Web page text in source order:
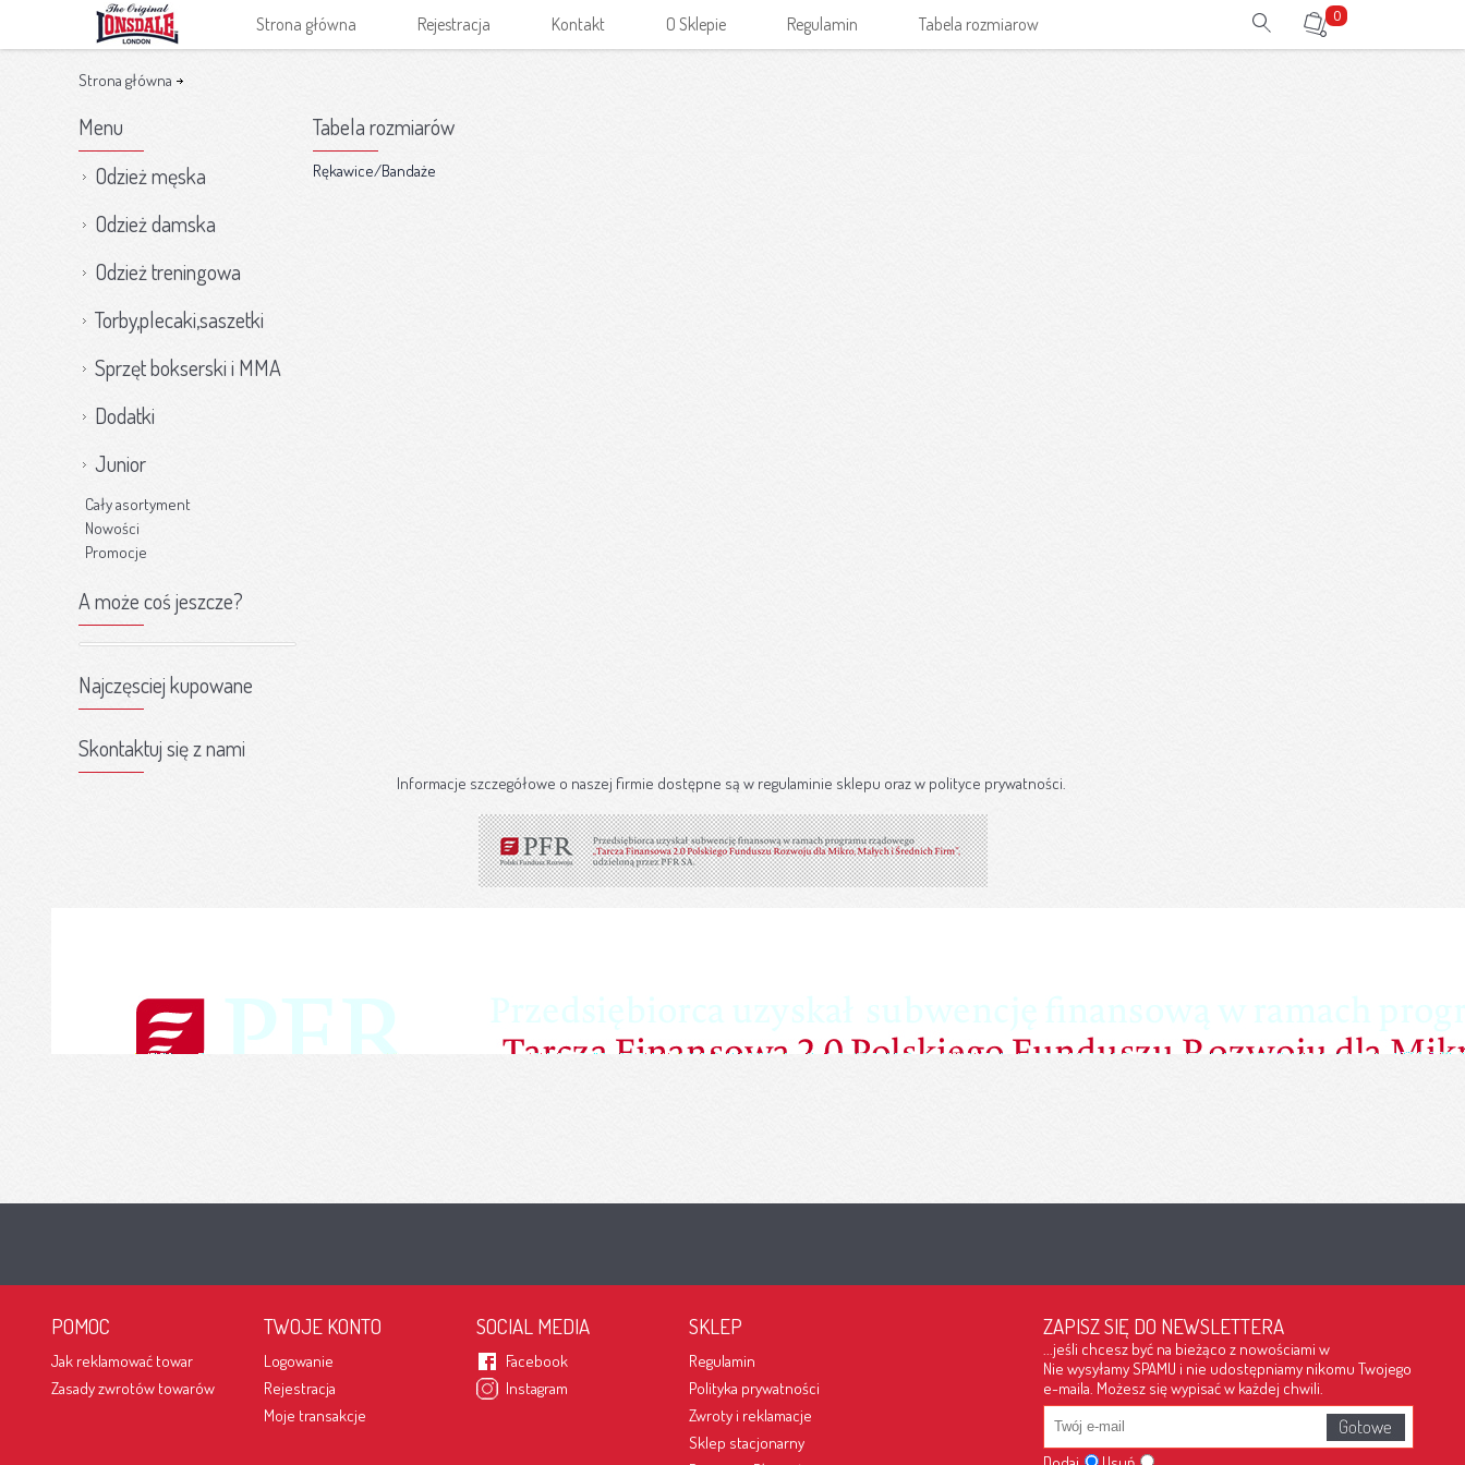
Strona główna Rejestracja Kontakt O Sklepie Regulamin
Tabela rozmiarow
0
Strona główna
Menu
Odzież męska
Odzież damska
Odzież treningowa
Torby,plecaki,saszetki
Sprzęt bokserski i MMA
Dodatki
Junior
Cały asortyment
Nowości
Promocje
A może coś jeszcze?
Najczęsciej kupowane
Skontaktuj się z nami
Tabela rozmiarów
Rękawice/Bandaże
Informacje szczegółowe o naszej firmie dostępne są w regulaminie sklepu oraz w polityce prywatności.
POMOC
Jak reklamować towar
Zasady zwrotów towarów
TWOJE KONTO
Logowanie
Rejestracja
Moje transakcje
SOCIAL MEDIA
Facebook
Instagram
SKLEP
Regulamin
Polityka prywatności
Zwroty i reklamacje
Sklep stacjonarny
ZAPISZ SIĘ DO NEWSLETTERA
...jeśli chcesz być na bieżąco z nowościami w
Nie wysyłamy SPAMU i nie udostępniamy nikomu Twojego
e-maila. Możesz się wypisać w każdej chwili.